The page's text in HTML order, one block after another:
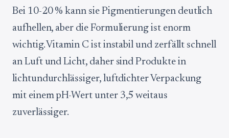
Bei 10-20 % kann sie Pigmentierungen deutlich
aufhellen, aber die Formulierung ist enorm
wichtig. Vitamin C ist instabil und zerfällt schnell
an Luft und Licht, daher sind Produkte in
lichtundurchlässiger, luftdichter Verpackung
mit einem pH-Wert unter 3,5 weitaus
zuverlässiger.